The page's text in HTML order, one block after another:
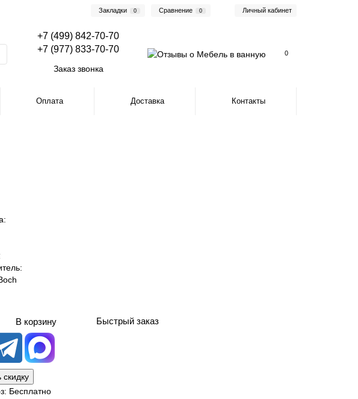
Закладки 0 Сравнение 0 Личный кабинет
+7 (499) 842-70-70
+7 (977) 833-70-70
Заказ звонка
0
Оплата Доставка Контакты
В корзину Быстрый заказ
скидку
Бесплатно